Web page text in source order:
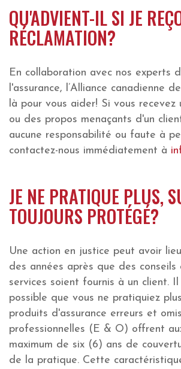
QU'ADVIENT-IL SI JE
RÉCLAMATION?
En collaboration avec nos experts
l'assurance, l’Alliance canadienne
là pour vous aider! Si vous recevez
ou des propos menaçants d'un
aucune responsabilité ou faute à
contactez-nous immédiatement à
JE NE PRATIQUE PLUS,
TOUJOURS PROTÉGÉ?
Une action en justice peut avoir
des années après que des
services soient fournis à un client.
possible que vous ne pratiquiez
produits d'assurance erreurs et
professionnelles (E & O) offrent
maximum de six (6) ans de
de la pratique. Cette